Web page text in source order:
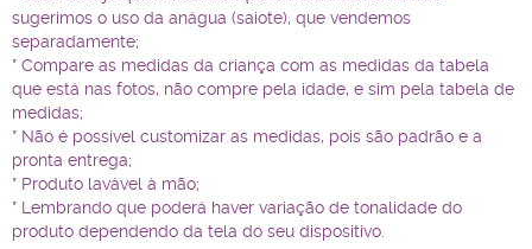
sugerimos o uso da anágua (saiote), que vendemos
separadamente;
* Compare as medidas da criança com as medidas da tabela
que está nas fotos, não compre pela idade, e sim pela tabela de
medidas;
* Não é possível customizar as medidas, pois são padrão e a
pronta entrega;
* Produto lavável à mão;
* Lembrando que poderá haver variação de tonalidade do
produto dependendo da tela do seu dispositivo.